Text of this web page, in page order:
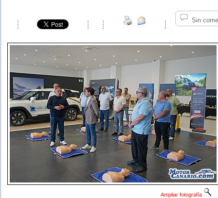
Sin
Ampliar fotografía